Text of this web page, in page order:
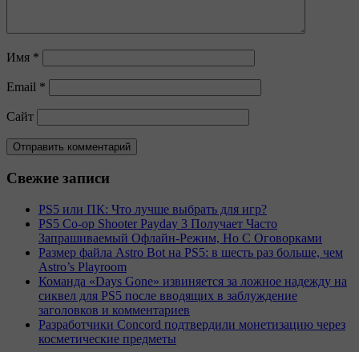
Имя *
Email *
Сайт
Свежие записи
PS5 или ПК: Что лучше выбрать для игр?
PS5 Co-op Shooter Payday 3 Получает Часто
Запрашиваемый Офлайн-Режим, Но С Оговорками
Размер файла Astro Bot на PS5: в шесть раз больше, чем
Astro’s Playroom
Команда «Days Gone» извиняется за ложное надежду на
сиквел для PS5 после вводящих в заблуждение
заголовков и комментариев
Разработчики Concord подтвердили монетизацию через
косметические предметы